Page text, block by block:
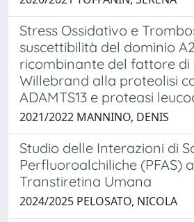
Stress Ossidativo e
suscettibilità del dominio A2
ricombinante del fattore di
Willebrand alla proteolisi
ADAMTS13 e proteasi
2021/2022 MANNINO, DENIS
Studio delle Interazioni di
Perfluoroalchiliche (PFAS)
Transtiretina Umana
2024/2025 PELOSATO, NICOLA